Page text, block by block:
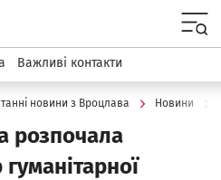
wroclaw.pl
Важливі контакти
новини з Вроцлава Новини
розпочала